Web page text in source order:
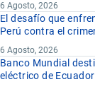
6 Agosto, 2026
El desafío que
Perú contra el
6 Agosto, 2026
Banco Mundial
eléctrico de Ecuador